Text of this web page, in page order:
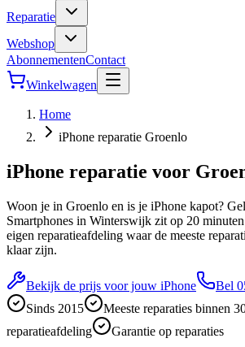
Reparatie
Webshop
AbonnementenContact
Winkelwagen
Home
iPhone reparatie Groenlo
iPhone reparatie voor
Woon je in Groenlo en is je iPhone kapot?
Smartphones in Winterswijk zit op 20
eigen reparatieafdeling waar de meeste
klaar zijn.
Bekijk de prijs voor jouw iPhone Bel
Sinds 2015
Meeste reparaties binnen
reparatieafdeling
Garantie op reparaties